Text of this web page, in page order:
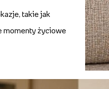
takie jak
momenty życiowe